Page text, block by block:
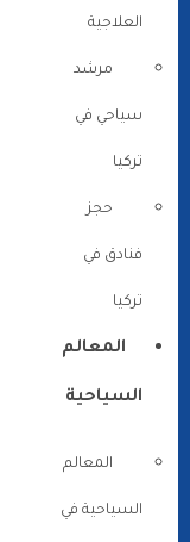
العلاجية
مرشد
سياحي في
تركيا
حجز
فنادق في
تركيا
المعالم
السياحية
المعالم
السياحية في